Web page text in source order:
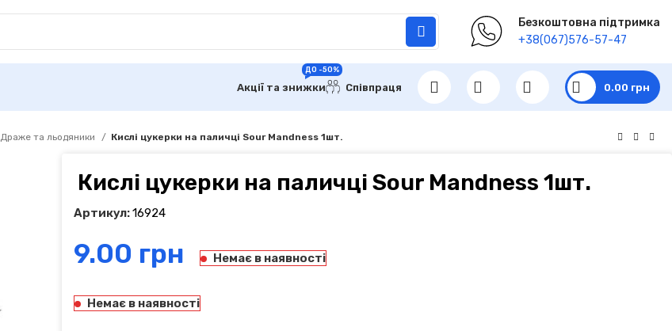
Безкоштовна підтримка
+38(067)576-57-47
Акції та знижки
ДО -50%
Співпраця 0.00 грн
Драже та льодяники Кислі цукерки на паличці Sour Mandness 1шт.
Кислі цукерки на паличці Sour Mandness 1шт.
Артикул:16924
грн Немає в наявності
Немає в наявності